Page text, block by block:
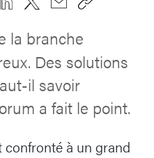
la branche
Des solutions
il savoir
a fait le point.
à un grand